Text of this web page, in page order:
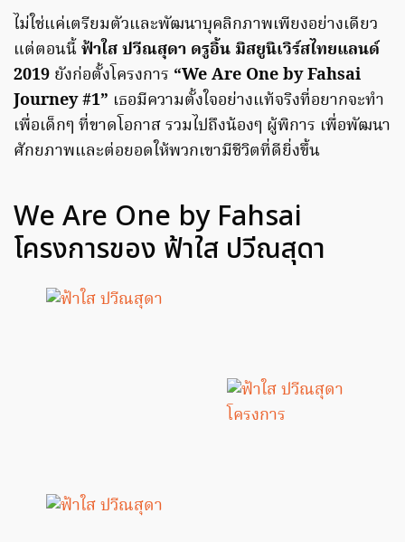
ไม่ใช่แค่เตรียมตัวและพัฒนาบุคลิกภาพเพียงอย่างเดียว
แต่ตอนนี้ฟ้าใส ปวีณสุดา ดรูอิ้น มิสยูนิเวิร์สไทยแลนด์
2019 ยังก่อตั้งโครงการ “We Are One by Fahsai
Journey #1” เธอมีความตั้งใจอย่างแท้จริงที่อยากจะทำ
เพื่อเด็กๆ ที่ขาดโอกาส รวมไปถึงน้องๆ ผู้พิการ เพื่อพัฒนา
ศักยภาพและต่อยอดให้พวกเขามีชีวิตที่ดียิ่งขึ้น
We Are One by Fahsai
โครงการของ ฟ้าใส ปวีณสุดา